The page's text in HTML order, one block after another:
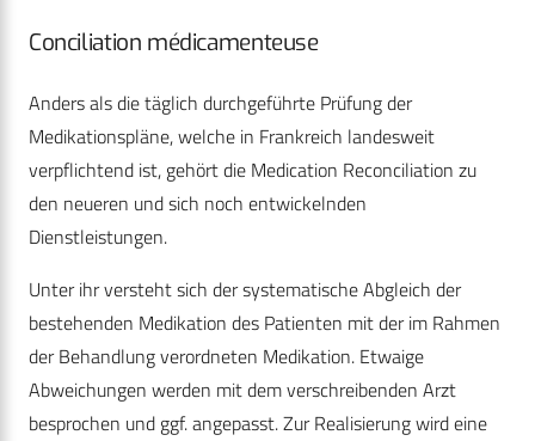
Conciliation médicamenteuse
Anders als die täglich durchgeführte Prüfung der
Medikationspläne, welche in Frankreich landesweit
verpflichtend ist, gehört die Medication Reconciliation zu
den neueren und sich noch entwickelnden
Dienstleistungen.
Unter ihr versteht sich der systematische Abgleich der
bestehenden Medikation des Patienten mit der im Rahmen
der Behandlung verordneten Medikation. Etwaige
Abweichungen werden mit dem verschreibenden Arzt
besprochen und ggf. angepasst. Zur Realisierung wird eine